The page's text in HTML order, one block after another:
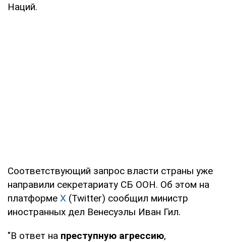
Наций.
Соответствующий запрос власти страны уже
направили секретариату СБ ООН. Об этом на
платформе X (Twitter) сообщил министр
иностранных дел Венесуэлы Иван Гил.
"В ответ на преступную агрессию,